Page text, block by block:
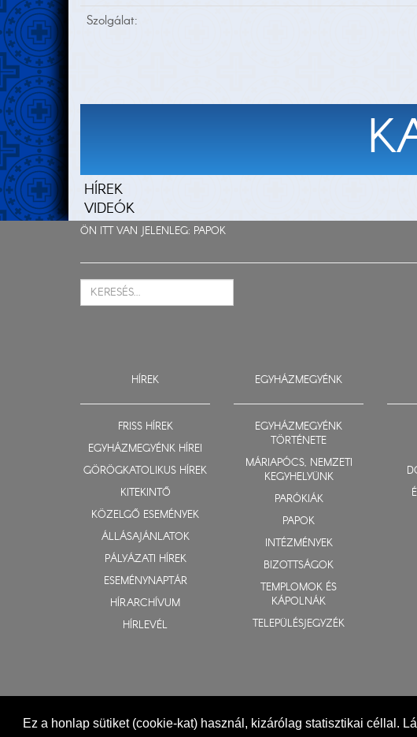
Ez a honlap sütiket (cookie-kat) használ, kizárólag statisztikai céllal.
Szolgálat:
HÍREK
VIDEÓK
ÖN ITT VAN JELENLEG: PAPOK
HÍREK
FRISS HÍREK
EGYHÁZMEGYÉNK HÍREI
GÖRÖGKATOLIKUS HÍREK
KITEKINTŐ
KÖZELGŐ ESEMÉNYEK
ÁLLÁSAJÁNLATOK
PÁLYÁZATI HÍREK
ESEMÉNYNAPTÁR
HÍRARCHÍVUM
HÍRLEVÉL
EGYHÁZMEGYÉNK
EGYHÁZMEGYÉNK
TÖRTÉNETE
MÁRIAPÓCS, NEMZETI
KEGYHELYÜNK
PARÓKIÁK
PAPOK
INTÉZMÉNYEK
BIZOTTSÁGOK
TEMPLOMOK ÉS
KÁPOLNÁK
TELEPÜLÉSJEGYZÉK
© 2015-2026 Nyíregyházi Egyházmegye